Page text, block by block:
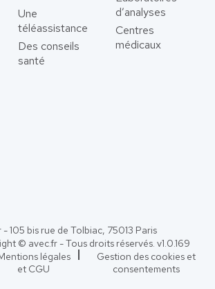
Une
téléassistance
Des conseils
santé
d’analyses
Centres
médicaux
- 105 bis rue de Tolbiac, 75013 Paris
© avec.fr - Tous droits réservés. v1.0.169
légales
et CGU
Gestion des cookies et
consentements